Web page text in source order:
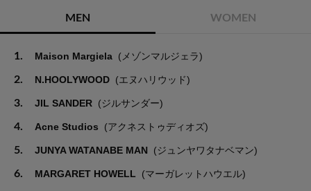
MEN WOMEN
1. Maison Margiela (メゾンマルジェラ)
2. N.HOOLYWOOD (エヌハリウッド)
3. JIL SANDER (ジルサンダー)
4. Acne Studios (アクネストゥディオズ)
5. JUNYA WATANABE MAN (ジュンヤワタナベマン)
6. MARGARET HOWELL (マーガレットハウエル)